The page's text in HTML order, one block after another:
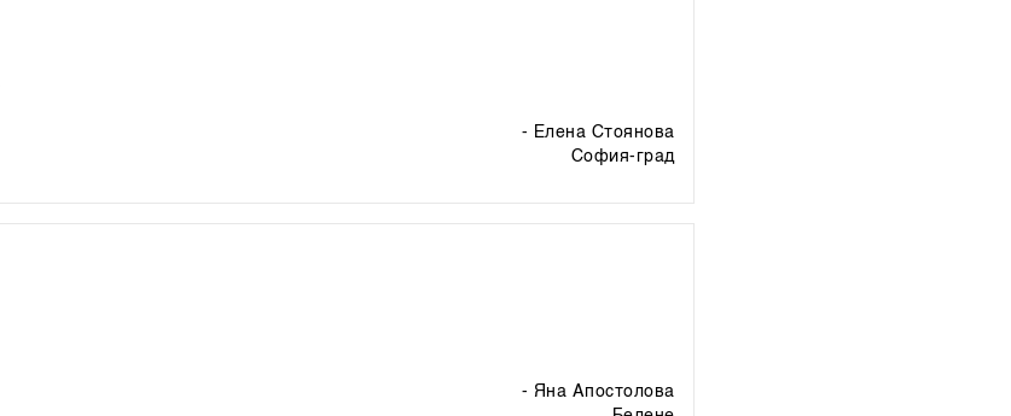
- Елена Стоянова
софия-град
- Яна Апостолова